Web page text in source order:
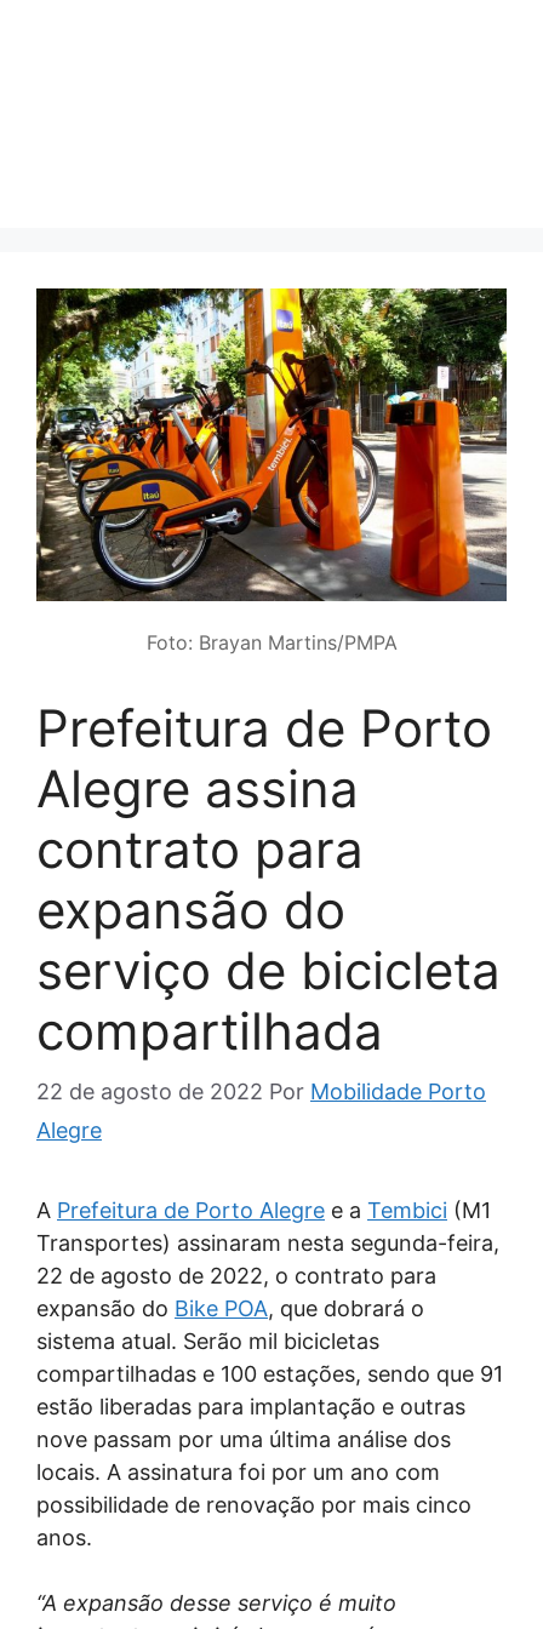
Foto: Brayan Martins/PMPA
Prefeitura de Porto
Alegre assina
contrato para
expansão do
serviço de bicicleta
compartilhada
22 de agosto de 2022 Por Mobilidade Porto
Alegre
A Prefeitura de Porto Alegre e a Tembici (M1
Transportes) assinaram nesta segunda-feira,
22 de agosto de 2022, o contrato para
expansão do Bike POA, que dobrará o
sistema atual. Serão mil bicicletas
compartilhadas e 100 estações, sendo que 91
estão liberadas para implantação e outras
nove passam por uma última análise dos
locais. A assinatura foi por um ano com
possibilidade de renovação por mais cinco
anos.
“A expansão desse serviço é muito